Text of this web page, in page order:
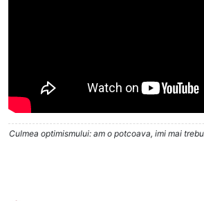
Culmea optimismului: am o potcoava, imi mai